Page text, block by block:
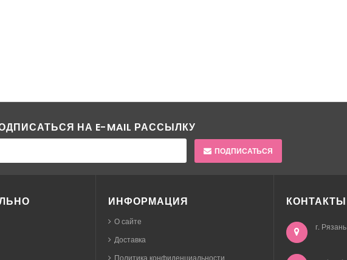
НА E-MAIL РАССЫЛКУ
ПОДПИСАТЬСЯ
ИНФОРМАЦИЯ
О сайте
Доставка
Политика конфиденциальности
КОНТАКТЫ
г. Рязань